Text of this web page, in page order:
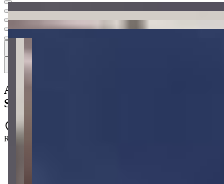
4 fotos
Apartamento à venda no Condomínio
Stern Residenz
Rua 406 G5 - Morretes - Itapema - SC